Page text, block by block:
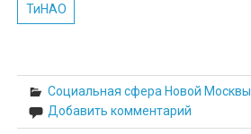
ТиНАО
Социальная сфера Новой Москвы
Добавить комментарий